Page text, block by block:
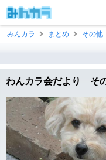
みんカラ
まとめ その他
わんカラ会だより そ